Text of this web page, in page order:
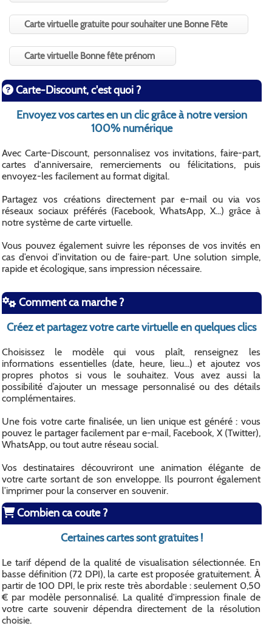
Carte virtuelle gratuite pour souhaiter une Bonne Fête
Carte virtuelle Bonne fête prénom
Carte-Discount, c'est quoi ?
Envoyez vos cartes en un clic grâce à notre version
100% numérique
Avec Carte-Discount, personnalisez vos invitations, faire-part,
cartes d'anniversaire, remerciements ou félicitations, puis
envoyez-les facilement au format digital.
Partagez vos créations directement par e-mail ou via vos
réseaux sociaux préférés (Facebook, WhatsApp, X...) grâce à
notre système de carte virtuelle.
Vous pouvez également suivre les réponses de vos invités en
cas d’envoi d’invitation ou de faire-part. Une solution simple,
rapide et écologique, sans impression nécessaire.
Comment ca marche ?
Créez et partagez votre carte virtuelle en quelques clics
Choisissez le modèle qui vous plaît, renseignez les
informations essentielles (date, heure, lieu...) et ajoutez vos
propres photos si vous le souhaitez. Vous avez aussi la
possibilité d’ajouter un message personnalisé ou des détails
complémentaires.
Une fois votre carte finalisée, un lien unique est généré : vous
pouvez le partager facilement par e-mail, Facebook, X (Twitter),
WhatsApp, ou tout autre réseau social.
Vos destinataires découvriront une animation élégante de
votre carte sortant de son enveloppe. Ils pourront également
l’imprimer pour la conserver en souvenir.
Combien ca coute ?
Certaines cartes sont gratuites !
Le tarif dépend de la qualité de visualisation sélectionnée. En
basse définition (72 DPI), la carte est proposée gratuitement. À
partir de 100 DPI, le prix reste très abordable : seulement 0,50
€ par modèle personnalisé. La qualité d'impression finale de
votre carte souvenir dépendra directement de la résolution
choisie.